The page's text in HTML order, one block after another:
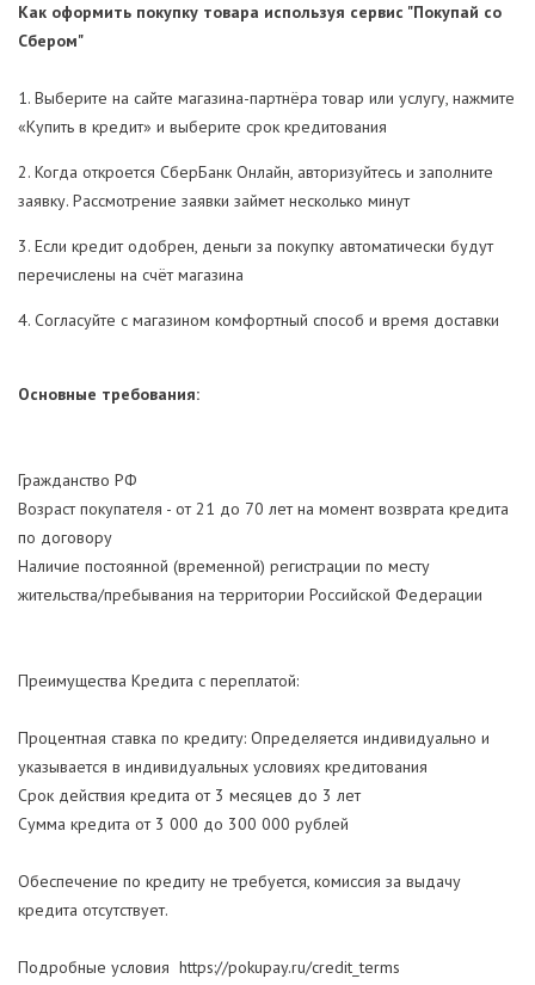
Как оформить покупку товара используя сервис "Покупай со
Сбером"
1. Выберите на сайте магазина-партнёра товар или услугу, нажмите
«Купить в кредит» и выберите срок кредитования
2. Когда откроется СберБанк Онлайн, авторизуйтесь и заполните
заявку. Рассмотрение заявки займет несколько минут
3. Если кредит одобрен, деньги за покупку автоматически будут
перечислены на счёт магазина
4. Согласуйте с магазином комфортный способ и время доставки
Основные требования:
Гражданство РФ
Возраст покупателя - от 21 до 70 лет на момент возврата кредита
по договору
Наличие постоянной (временной) регистрации по месту
жительства/пребывания на территории Российской Федерации
Преимущества Кредита с переплатой:
Процентная ставка по кредиту: Определяется индивидуально и
указывается в индивидуальных условиях кредитования
Срок действия кредита от 3 месяцев до 3 лет
Сумма кредита от 3 000 до 300 000 рублей
Обеспечение по кредиту не требуется, комиссия за выдачу
кредита отсутствует.
Подробные условия https://pokupay.ru/credit_terms